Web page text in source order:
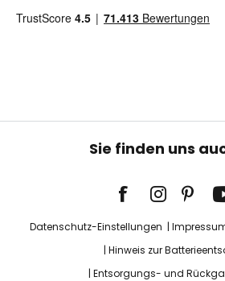
Sie finden uns
Datenschutz-Einstellungen
Hinweis zur
Entsorgungs- und